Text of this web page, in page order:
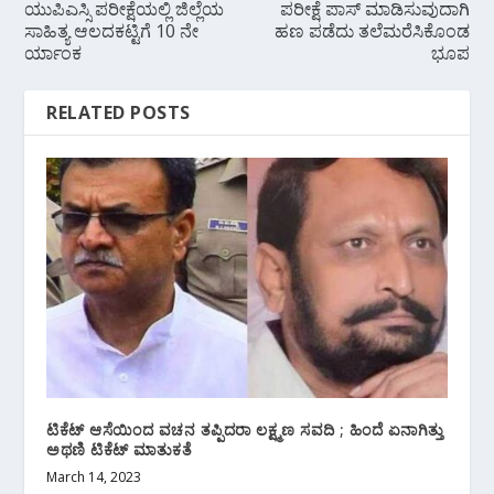
ಯುಪಿಎಸ್ಸಿ ಪರೀಕ್ಷೆಯಲ್ಲಿ ಜಿಲ್ಲೆಯ
ಸಾಹಿತ್ಯ ಆಲದಕಟ್ಟಿಗೆ 10 ನೇ
ರ್ಯಾಂಕ
ಪರೀಕ್ಷೆ ಪಾಸ್ ಮಾಡಿಸುವುದಾಗಿ
ಹಣ ಪಡೆದು ತಲೆಮರೆಸಿಕೊಂಡ
ಭೂಪ
RELATED POSTS
ಟಿಕೆಟ್ ಆಸೆಯಿಂದ ವಚನ ತಪ್ಪಿದರಾ ಲಕ್ಷ್ಮಣ ಸವದಿ ; ಹಿಂದೆ ಏನಾಗಿತ್ತು
ಅಥಣಿ ಟಿಕೆಟ್ ಮಾತುಕತೆ
March 14, 2023